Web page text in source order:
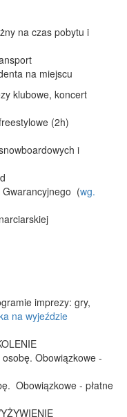
na czas pobytu i
na miejscu
klubowe, koncert
(2h)
i
Gwarancyjnego (wg.
imprezy: gry,
na wyjeździe
Obowiązkowe -
Obowiązkowe - płatne